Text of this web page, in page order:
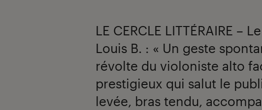
LE CERCLE LITTÉRAIRE –
Louis B. : « Un geste
révolte du violoniste alto
prestigieux qui salut le
levée, bras tendu,